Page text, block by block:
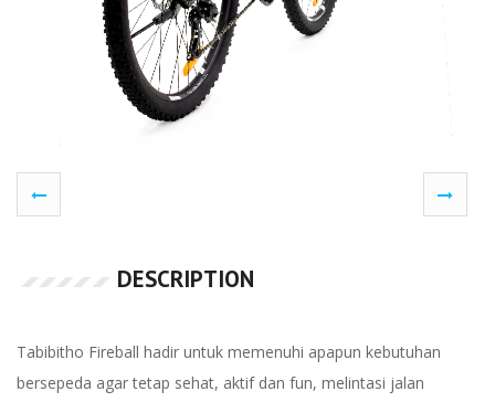
DESCRIPTION
Tabibitho Fireball hadir untuk memenuhi apapun kebutuhan
bersepeda agar tetap sehat, aktif dan fun, melintasi jalan